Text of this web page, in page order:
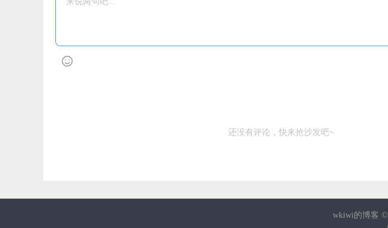
还没有评论，快来抢沙发吧~
wkiwi的博客 ©